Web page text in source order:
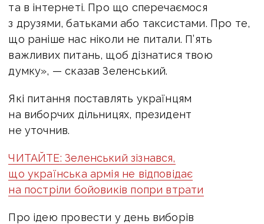
та в інтернеті. Про що сперечаємося
з друзями, батьками або таксистами. Про те,
що раніше нас ніколи не питали. П’ять
важливих питань, щоб дізнатися твою
думку», — сказав Зеленський.
Які питання поставлять українцям
на виборчих дільницях, президент
не уточнив.
ЧИТАЙТЕ: Зеленський зізнався,
що українська армія не відповідає
на постріли бойовиків попри втрати
Про ідею провести у день виборів